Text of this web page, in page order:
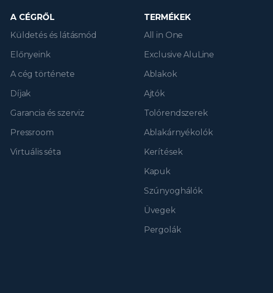
A CÉGRŐL
Küldetés és látásmód
Előnyeink
A cég története
Díjak
Garancia és szerviz
Pressroom
Virtuális séta
TERMÉKEK
All in One
Exclusive AluLine
Ablakok
Ajtók
Tolórendszerek
Ablakárnyékolók
Kerítések
Kapuk
Szúnyoghálók
Üvegek
Pergolák